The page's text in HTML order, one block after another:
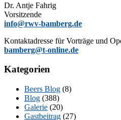
Dr. Ant­je Fahrig
Vorsitzende
info@rwv-bamberg.de
Kon­takt­adres­se für Vor­trä­ge und
bamberg@t-online.de
Kategorien
Beers Blog (8)
Blog (388)
Galerie (20)
Gastbeitrag (27)